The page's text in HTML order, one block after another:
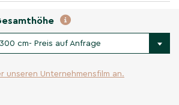
cm- Preis auf Anfrage
unseren Unternehmensfilm an.